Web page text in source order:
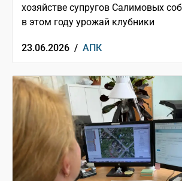
хозяйстве супругов Салимовых
в этом году урожай клубники
23.06.2026 / АПК